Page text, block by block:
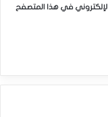
في هذا المتصفح